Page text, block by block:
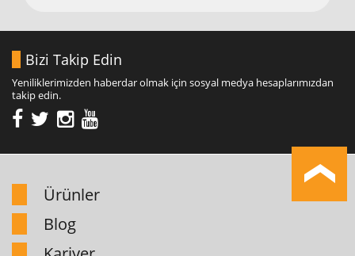
Bizi Takip Edin
Yeniliklerimizden haberdar olmak için sosyal medya hesaplarımızdan
takip edin.
Ürünler
Blog